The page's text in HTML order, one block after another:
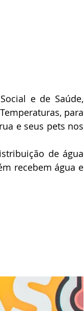
e de Saúde,
para
e seus pets nos
de água
recebem água e